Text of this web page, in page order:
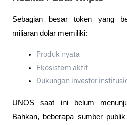
Sebagian besar token yang
miliaran dolar memiliki:
Produk nyata
Ekosistem aktif
Dukungan investor
UNOS saat ini belum
Bahkan, beberapa sumber